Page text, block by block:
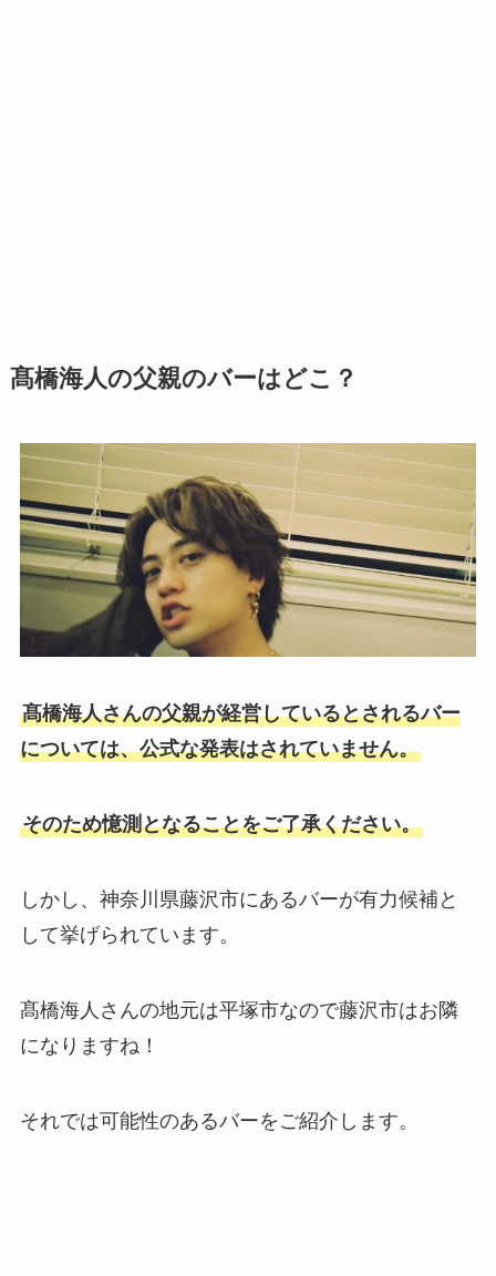
髙橋海人の父親のバーはどこ？
髙橋海人さんの父親が経営しているとされるバー
については、公式な発表はされていません。
そのため憶測となることをご了承ください。
しかし、神奈川県藤沢市にあるバーが有力候補と
して挙げられています。
髙橋海人さんの地元は平塚市なので藤沢市はお隣
になりますね！
それでは可能性のあるバーをご紹介します。